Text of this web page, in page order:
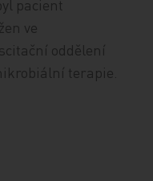
pacient
ve
oddělení
terapie.